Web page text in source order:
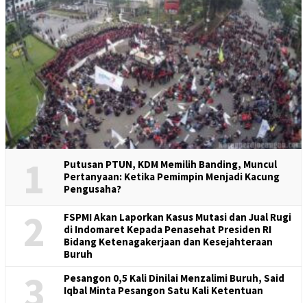
1
Putusan PTUN, KDM Memilih Banding, Muncul
Pertanyaan: Ketika Pemimpin Menjadi Kacung
Pengusaha?
2
FSPMI Akan Laporkan Kasus Mutasi dan Jual Rugi
di Indomaret Kepada Penasehat Presiden RI
Bidang Ketenagakerjaan dan Kesejahteraan
Buruh
3
Pesangon 0,5 Kali Dinilai Menzalimi Buruh, Said
Iqbal Minta Pesangon Satu Kali Ketentuan